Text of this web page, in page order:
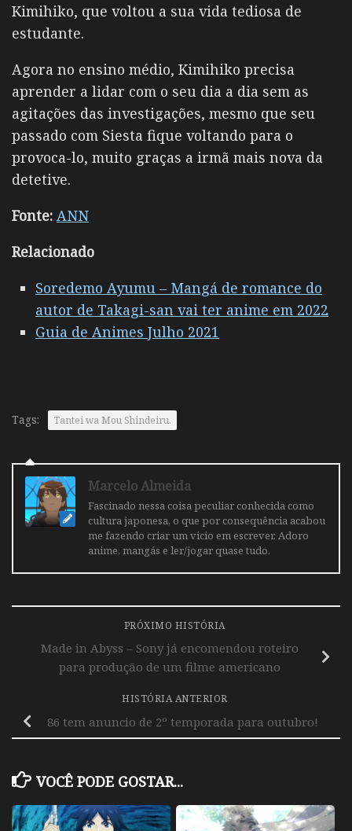
Kimihiko, que voltou a sua vida tediosa de
estudante.
Agora no ensino médio, Kimihiko precisa
aprender a lidar com o seu dia a dia sem as
agitações das investigações, mesmo que seu
passado com Siesta fique voltando para o
provoca-lo, muito graças a irmã mais nova da
detetive.
Fonte: ANN
Relacionado
Soredemo Ayumu – Mangá de romance do
autor de Takagi-san vai ter anime em 2022
Guia de Animes Julho 2021
Tags: Tantei wa Mou Shindeiru.
Marcelo Almeida
Fascinado nessa coisa peculiar conhecida como
cultura japonesa, o que por consequência acabou
me fazendo criar um vicio em escrever. Adoro
anime, mangás e ler/jogar quase tudo.
PRÓXIMO HISTÓRIA
Made in Abyss – Sony já encomendou roteiro
para produção de um filme americano
HISTÓRIA ANTERIOR
86 tem anuncio de 2º temporada para outubro!
VOCÊ PODE GOSTAR...